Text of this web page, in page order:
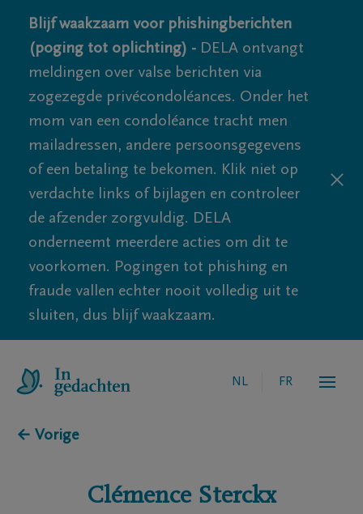
Blijf waakzaam voor phishingberichten
(poging tot oplichting) - DELA ontvangt
meldingen over valse berichten via
zogezegde privécondoléances. Onder het
mom van een condoléance tracht men
mailadressen, andere persoonsgegevens
of een betaling te bekomen. Klik niet op
verdachte links of bijlagen en controleer
de afzender zorgvuldig. DELA
onderneemt meerdere acties om dit te
voorkomen. Pogingen tot phishing en
fraude vallen echter nooit volledig uit te
sluiten, dus blijf waakzaam.
NL FR
← Vorige
Clémence Sterckx